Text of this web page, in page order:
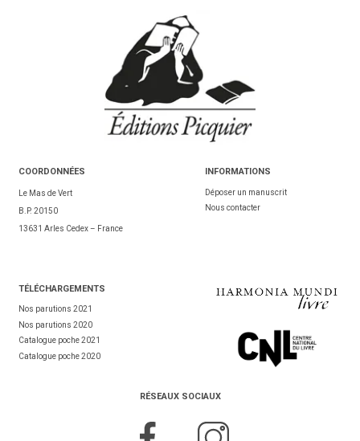
COORDONNÉES
Le Mas de Vert
B.P. 20150
13631 Arles Cedex – France
INFORMATIONS
Déposer un manuscrit
Nous contacter
TÉLÉCHARGEMENTS
Nos parutions 2021
Nos parutions 2020
Catalogue poche 2021
Catalogue poche 2020
RÉSEAUX SOCIAUX